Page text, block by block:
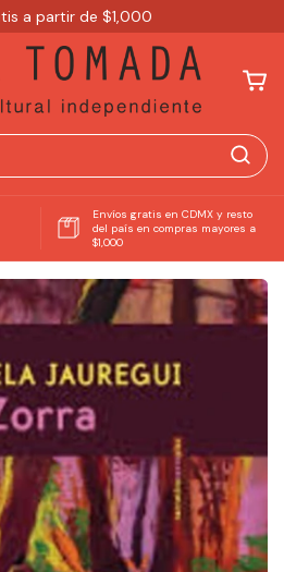
a partir de $1,000
Envíos gratis en CDMX y resto
del país en compras mayores a
$1,000